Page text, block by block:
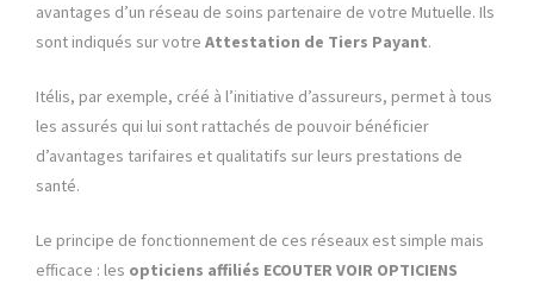
avantages d’un réseau de soins partenaire de votre Mutuelle. Ils
sont indiqués sur votre Attestation de Tiers Payant.
Itélis, par exemple, créé à l’initiative d’assureurs, permet à tous
les assurés qui lui sont rattachés de pouvoir bénéficier
d’avantages tarifaires et qualitatifs sur leurs prestations de
santé.
Le principe de fonctionnement de ces réseaux est simple mais
efficace : les opticiens affiliés ECOUTER VOIR OPTICIENS